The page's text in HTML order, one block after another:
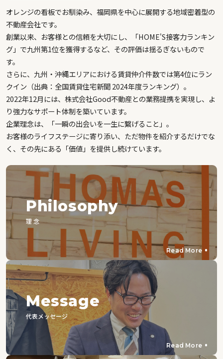
オレンジの看板でお馴染み、福岡県を中心に展開する地域密着型の
不動産会社です。
創業以来、お客様との信頼を大切にし、「HOME'S接客力ランキン
グ」で九州第1位を獲得するなど、その評価は揺るぎないもので
す。
さらに、九州・沖縄エリアにおける賃貸仲介件数では第4位にラン
クイン（出典：全国賃貸住宅新聞 2024年度ランキング）。
2022年12月には、株式会社Good不動産との業務提携を実現し、よ
り強力なサポート体制を築いています。
企業理念は、「一瞬の出会いを一生に繋げること」。
お客様のライフステージに寄り添い、ただ物件を紹介するだけでな
く、その先にある「価値」を提供し続けています。
Philosophy
理 念
Read More
Message
代表メッセージ
Read More